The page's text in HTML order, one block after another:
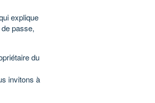
explique
passe,
du
invitons à